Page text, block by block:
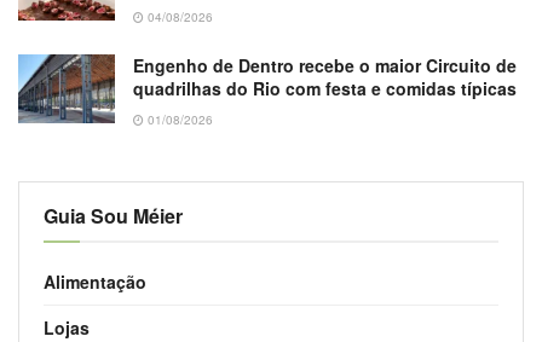
04/08/2026
Engenho de Dentro recebe o maior Circuito de
quadrilhas do Rio com festa e comidas típicas
01/08/2026
Guia Sou Méier
Alimentação
Lojas